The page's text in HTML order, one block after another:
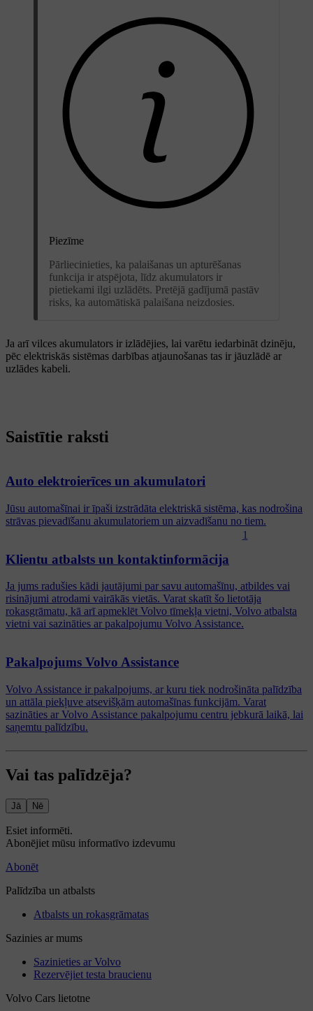
1
Piezīme
Pārliecinieties, ka palaišanas un apturēšanas
funkcija ir atspējota, līdz akumulators ir
pietiekami ilgi uzlādēts. Pretējā gadījumā pastāv
risks, ka automātiskā palaišana neizdosies.
Ja arī vilces akumulators ir izlādējies, lai varētu iedarbināt dzinēju,
pēc elektriskās sistēmas darbības atjaunošanas tas ir jāuzlādē ar
uzlādes kabeli.
Saistītie raksti
Auto elektroierīces un akumulatori
Jūsu automašīnai ir īpaši izstrādāta elektriskā sistēma, kas nodrošina
strāvas pievadīšanu akumulatoriem un aizvadīšanu no tiem.
Klientu atbalsts un kontaktinformācija
Ja jums radušies kādi jautājumi par savu automašīnu, atbildes vai
risinājumi atrodami vairākās vietās. Varat skatīt šo lietotāja
rokasgrāmatu, kā arī apmeklēt Volvo tīmekļa vietni, Volvo atbalsta
vietni vai sazināties ar pakalpojumu Volvo Assistance.
Pakalpojums Volvo Assistance
Volvo Assistance ir pakalpojums, ar kuru tiek nodrošināta palīdzība
un attāla piekļuve atsevišķām automašīnas funkcijām. Varat
sazināties ar Volvo Assistance pakalpojumu centru jebkurā laikā, lai
saņemtu palīdzību.
Vai tas palīdzēja?
Jā Nē